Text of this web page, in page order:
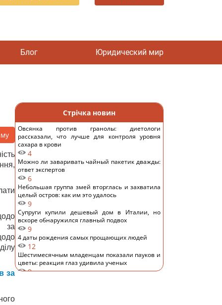
Блог Юридический мир
за
за
Стрічка новин
Овсянка против гранолы: диетологи
рассказали, что лучше для контроля уровня
сахара в крови
4
Можно ли заваривать чайный пакетик дважды:
ответ экспертов
6
Небольшая группа змей вторглась и захватила
целый остров: как им это удалось
9
Супруги купили дешевый дом в Италии, но
вскоре обнаружился главный подвох
9
4 даты рождения самых прощающих людей
12
Шестимесячным младенцам показали пауков и
цветы: реакция глаз удивила ученых
9